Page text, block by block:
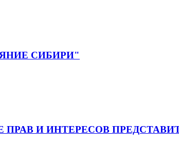
СИБИРИ"
И ИНТЕРЕСОВ